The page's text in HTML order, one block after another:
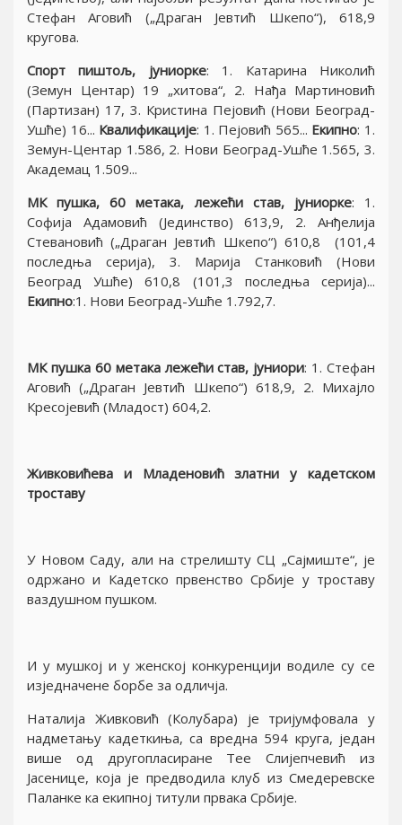
Стефан Аговић („Драган Jевтић Шкепо“), 618,9
кругова.
Спорт пиштољ, jуниорке: 1. Катарина Николић
(Земун Центар) 19 „хитова“, 2. Нађа Мартиновић
(Партизан) 17, 3. Кристина Пеjовић (Нови Београд-
Ушће) 16... Квалификациjе: 1. Пеjовић 565... Екипно: 1.
Земун-Центар 1.586, 2. Нови Београд-Ушће 1.565, 3.
Академац 1.509...
МК пушка, 60 метака, лежећи став, jуниорке: 1.
Софиjа Адамовић (Jединство) 613,9, 2. Анђелиjа
Стевановић („Драган Jевтић Шкепо“) 610,8 (101,4
последња сериjа), 3. Мариjа Станковић (Нови
Београд Ушће) 610,8 (101,3 последња сериjа)...
Екипно:1. Нови Београд-Ушће 1.792,7.
МК пушка 60 метака лежећи став, jуниори: 1. Стефан
Аговић („Драган Jевтић Шкепо“) 618,9, 2. Михаjло
Кресоjевић (Младост) 604,2.
Живковићева и Младеновић златни у кадетском
троставу
У Новом Саду, али на стрелишту СЦ „Саjмиште“, jе
одржано и Кадетско првенство Србиjе у троставу
ваздушном пушком.
И у мушкоj и у женскоj конкуренциjи водиле су се
изjедначене борбе за одличjа.
Наталиjа Живковић (Колубара) jе триjумфовала у
надметању кадеткиња, са вредна 594 круга, jедан
више од другопласиране Тее Слиjепчевић из
Jасенице, коjа jе предводила клуб из Смедеревске
Паланке ка екипноj титули првака Србиjе.